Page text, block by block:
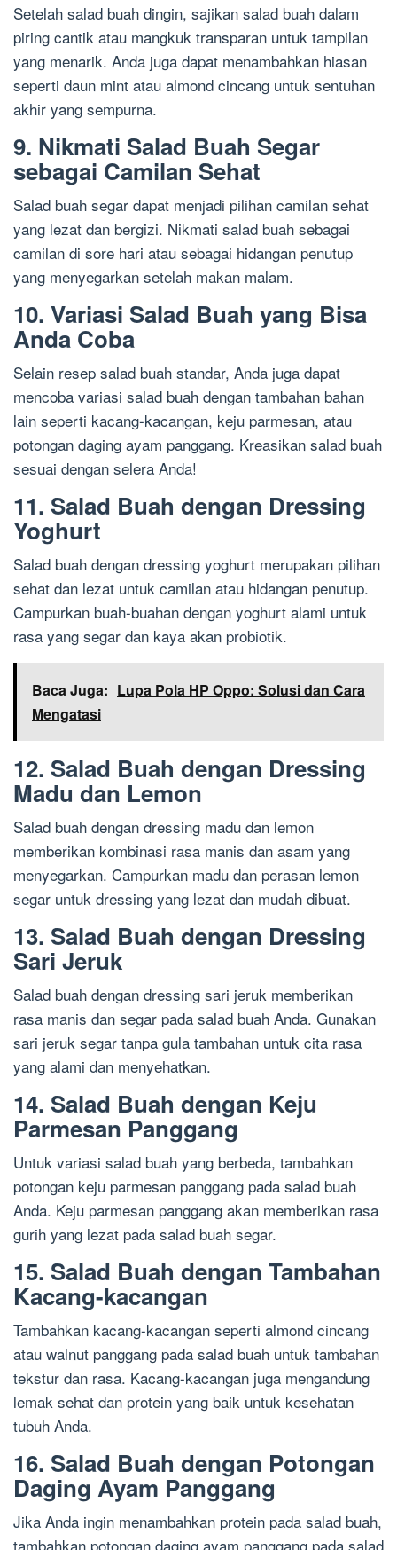
Setelah salad buah dingin, sajikan salad buah dalam
piring cantik atau mangkuk transparan untuk tampilan
yang menarik. Anda juga dapat menambahkan hiasan
seperti daun mint atau almond cincang untuk sentuhan
akhir yang sempurna.
9. Nikmati Salad Buah Segar
sebagai Camilan Sehat
Salad buah segar dapat menjadi pilihan camilan sehat
yang lezat dan bergizi. Nikmati salad buah sebagai
camilan di sore hari atau sebagai hidangan penutup
yang menyegarkan setelah makan malam.
10. Variasi Salad Buah yang Bisa
Anda Coba
Selain resep salad buah standar, Anda juga dapat
mencoba variasi salad buah dengan tambahan bahan
lain seperti kacang-kacangan, keju parmesan, atau
potongan daging ayam panggang. Kreasikan salad buah
sesuai dengan selera Anda!
11. Salad Buah dengan Dressing
Yoghurt
Salad buah dengan dressing yoghurt merupakan pilihan
sehat dan lezat untuk camilan atau hidangan penutup.
Campurkan buah-buahan dengan yoghurt alami untuk
rasa yang segar dan kaya akan probiotik.
Baca Juga: Lupa Pola HP Oppo: Solusi dan Cara
Mengatasi
12. Salad Buah dengan Dressing
Madu dan Lemon
Salad buah dengan dressing madu dan lemon
memberikan kombinasi rasa manis dan asam yang
menyegarkan. Campurkan madu dan perasan lemon
segar untuk dressing yang lezat dan mudah dibuat.
13. Salad Buah dengan Dressing
Sari Jeruk
Salad buah dengan dressing sari jeruk memberikan
rasa manis dan segar pada salad buah Anda. Gunakan
sari jeruk segar tanpa gula tambahan untuk cita rasa
yang alami dan menyehatkan.
14. Salad Buah dengan Keju
Parmesan Panggang
Untuk variasi salad buah yang berbeda, tambahkan
potongan keju parmesan panggang pada salad buah
Anda. Keju parmesan panggang akan memberikan rasa
gurih yang lezat pada salad buah segar.
15. Salad Buah dengan Tambahan
Kacang-kacangan
Tambahkan kacang-kacangan seperti almond cincang
atau walnut panggang pada salad buah untuk tambahan
tekstur dan rasa. Kacang-kacangan juga mengandung
lemak sehat dan protein yang baik untuk kesehatan
tubuh Anda.
16. Salad Buah dengan Potongan
Daging Ayam Panggang
Jika Anda ingin menambahkan protein pada salad buah,
tambahkan potongan daging ayam panggang pada salad